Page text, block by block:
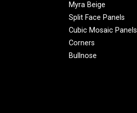
Myra Beige
Split Face Panels
Cubic Mosaic Panels
Corners
Bullnose